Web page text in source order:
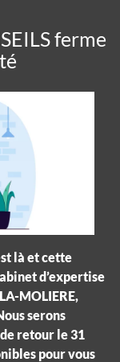
ferme
là et cette
d’expertise
MOLIERE,
serons
retour le 31
pour vous